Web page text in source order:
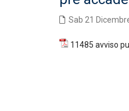
Sab 21
11485 avviso